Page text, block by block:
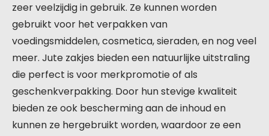
zeer veelzijdig in gebruik. Ze kunnen worden
gebruikt voor het verpakken van
voedingsmiddelen, cosmetica, sieraden, en nog veel
meer. Jute zakjes bieden een natuurlijke uitstraling
die perfect is voor merkpromotie of als
geschenkverpakking. Door hun stevige kwaliteit
bieden ze ook bescherming aan de inhoud en
kunnen ze hergebruikt worden, waardoor ze een